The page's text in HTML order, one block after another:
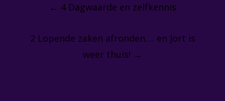
navigation
← 4 Dagwaarde en zelfkennis
2 Lopende zaken afronden…. en Jort is
weer thuis! →